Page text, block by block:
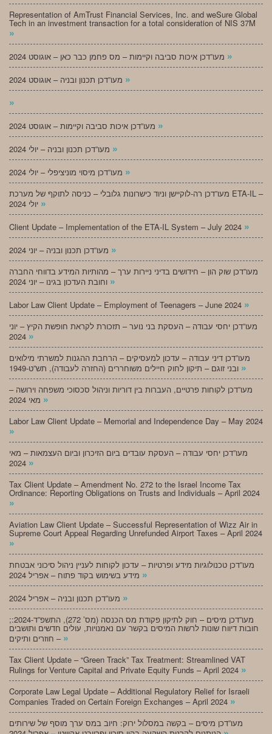
Representation of AmTrust Financial Services, Inc. and weSure Global
Tech in an investment transaction for a total consideration of NIS 37M
»
»
»
»
»
»
»
מעו”דכן רה-לוקיישן וניוד כישרונות גלובלי – כניסה לתוקף של מערכת ETA-IL –
»
Client Update – Implementation of the ETA-IL System – July 2024 »
»
מעו”דכן שוק הון – חידושים בדיני ניירות ערך – מהותיות המידע בדווחי החברה
»
Labor Law Client Update – Employment of Teenagers – June 2024 »
מעו”דכן יחסי עבודה – העסקת בני נוער – תזכורת לקראת חופשת הקיץ – יוני
»
מעו”דכן דיני עבודה – עדכון למעסיקים – הרחבת ההגנות למשרתי מילואים
»
מעו”דכן לקוחות פרטיים, העברות בין דוריות וניהול סכסוכי משפחה וירושה –
»
Labor Law Client Update – Memorial and Independence Day – May 2024
»
מעו”דכן יחסי עבודה – העסקת עובדים ביום הזיכרון וביום העצמאות – מאי
»
Tax Client Update – Amendment No. 272 to the Israel Income Tax
Ordinance: Reporting Obligations on Trusts and Individuals – April 2024
»
Aviation Law Client Update – Successful Representation of Wizz Air in
Supreme Court Appeal Regarding Unrefunded Airport Taxes – April 2024
»
מעו”דכן טכנולוגיות מידע ופרטיות – עדכון לקוחות לעניין ניהול סיכוני אבטחת
»
»
;מעו”דכן מיסים – חוק לתיקון פקודת מס הכנסה (מס’ 272), התשפ”ד-2024:
חובות דיווח שונות לרשות המיסים בקשר עם נאמנויות, עולים חדשים ותושבים
חוזרים ותיקים – »
Tax Client Update – “Green Track” Tax Treatment: Streamlined VAT
Rulings for Venture Capital and Private Equity Funds – April 2024 »
Corporate Law Legal Update – Additional Regulatory Relief for Israeli
Companies Traded on Certain Foreign Exchanges – April 2024 »
מעו”דכן מיסים – בקשה במסלול ירוק: חיוב במס ערך מוסף של שירותים